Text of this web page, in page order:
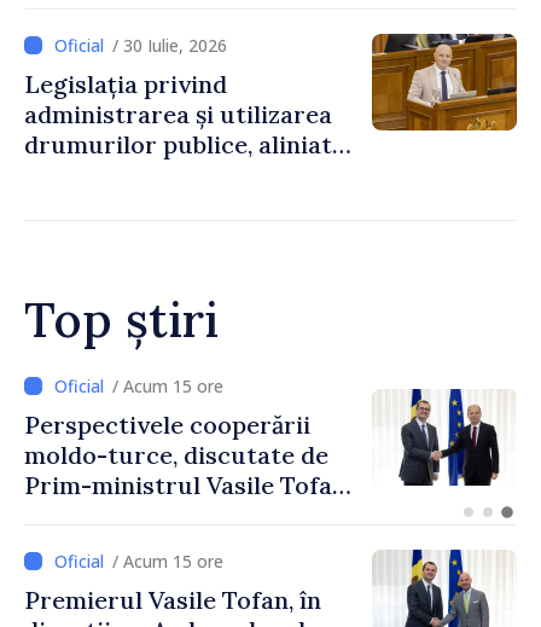
/ 30 Iulie, 2026
Legislația privind
administrarea și utilizarea
drumurilor publice, aliniată
Top știri
/ Acum 12 ore
Forumul Diasporei //
Republica Moldova,
promovată în Elveția prin
exporturi
/ Acum 15 ore
Premierul Vasile Tofan, în